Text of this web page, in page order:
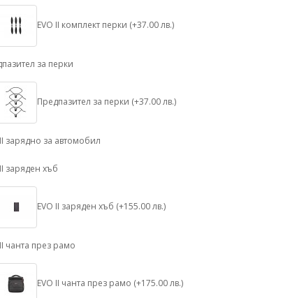
EVO II комплект перки (+37.00 лв.)
за перки
Предпазител за перки (+37.00 лв.)
II зарядно за автомобил
заряден хъб
EVO II заряден хъб (+155.00 лв.)
чанта през рамо
EVO II чанта през рамо (+175.00 лв.)